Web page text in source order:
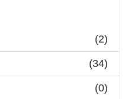
(2)
(34)
(0)